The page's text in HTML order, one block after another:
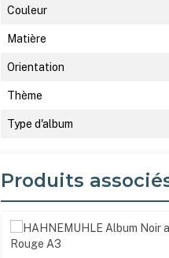
Couleur
Matière
Orientation
Thème
Type d'album
Produits
Ignorer la galerie de produits